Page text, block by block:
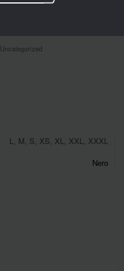
ACQUISTO VELOCE
Uncategorized
L, M, S, XS, XL, XXL, XXXL
Nero